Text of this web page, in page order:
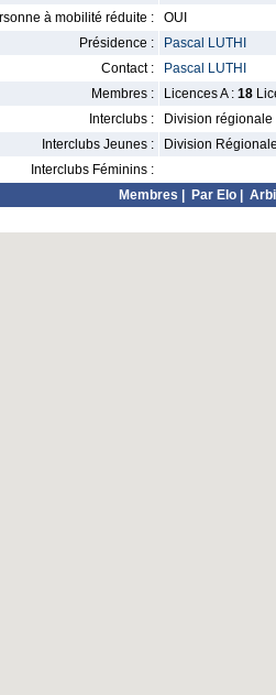
à mobilité réduite :
OUI
Présidence :
Pascal LUTHI
Contact :
Pascal LUTHI
Membres :
Licences A : 18
Interclubs :
Division régionale
Interclubs Jeunes :
Division
Interclubs Féminins :
Membres
Par Elo